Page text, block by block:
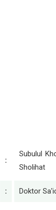
:
Subulul
Sholihat
: Doktor